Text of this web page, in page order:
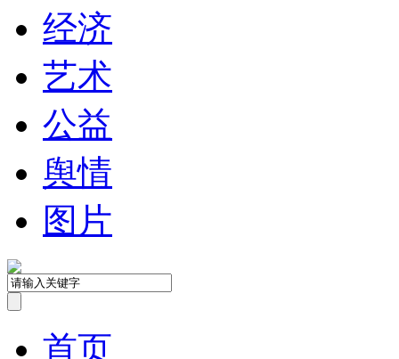
经济
艺术
公益
舆情
图片
首页